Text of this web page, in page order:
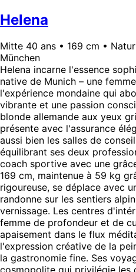
Helena
Mitte 40 ans • 169 cm •
München
Helena incarne l'essence
native de Munich – une
l'expérience mondaine qui
vibrante et une passion
blonde allemande aux yeux
présente avec l'assurance
aussi bien les salles de
équilibrant ses deux
coach sportive avec une
169 cm, maintenue à 59 kg
rigoureuse, se déplace avec
randonne sur les sentiers
vernissage. Les centres
femme de profondeur et de
apaisement dans le flux
l'expression créative de la
la gastronomie fine. Ses
cosmopolite qui privilégie les